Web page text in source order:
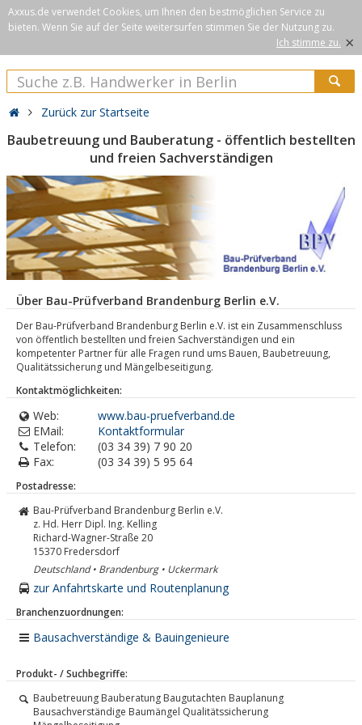
Axxus.de verwendet Cookies, um Ihnen den bestmöglichen Service zu
bieten. Wenn Sie auf der Seite weitersurfen stimmen Sie der Nutzung zu.
Ich stimme zu. ×
Zurück zur Startseite
Baubetreuung und Bauberatung - öffentlich bestellten
und freien Sachverständigen
Über Bau-Prüfverband Brandenburg Berlin e.V.
Der Bau-Prüfverband Brandenburg Berlin e.V. ist ein Zusammenschluss
von öffentlich bestellten und freien Sachverständigen und ein
kompetenter Partner für alle Fragen rund ums Bauen, Baubetreuung,
Qualitätssicherung und Mängelbeseitigung.
Kontaktmöglichkeiten:
Web:
www.bau-pruefverband.de
EMail:
Kontaktformular
Telefon:
(03 34 39) 7 90 20
Fax:
(03 34 39) 5 95 64
Postadresse:
Bau-Prüfverband Brandenburg Berlin e.V.
z. Hd. Herr Dipl. Ing. Kelling
Richard-Wagner-Straße 20
15370 Fredersdorf
Deutschland • Brandenburg • Uckermark
zur Anfahrtskarte und Routenplanung
Branchenzuordnungen:
Bausachverständige & Bauingenieure
Produkt- / Suchbegriffe:
Baubetreuung Bauberatung Baugutachten Bauplanung
Bausachverständige Baumängel Qualitätssicherung